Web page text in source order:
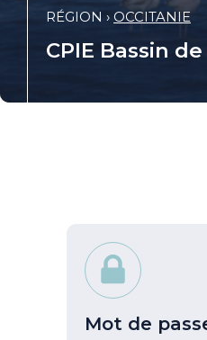
RÉGION › OCCITANIE
CPIE Bassin
Mot de